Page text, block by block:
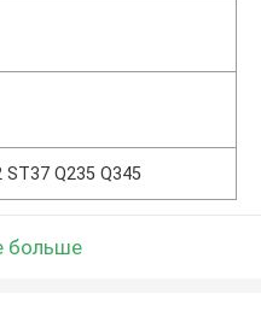
ST37 Q235 Q345
больше